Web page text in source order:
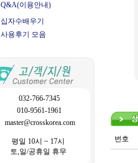
Q&A(이용안내)
십자수배우기
사용후기 모음
032-766-7345
010-9561-1961
master@crosskorea.com
평일 10시 ~ 17시
토,일/공휴일 휴무
번호